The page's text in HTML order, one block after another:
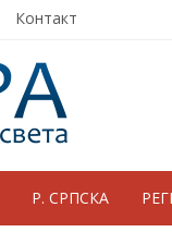
Контакт
Р. СРПСКА